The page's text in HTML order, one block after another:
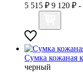
5 515 ₽ 9 120 ₽ -
Сумка кожаная
черный